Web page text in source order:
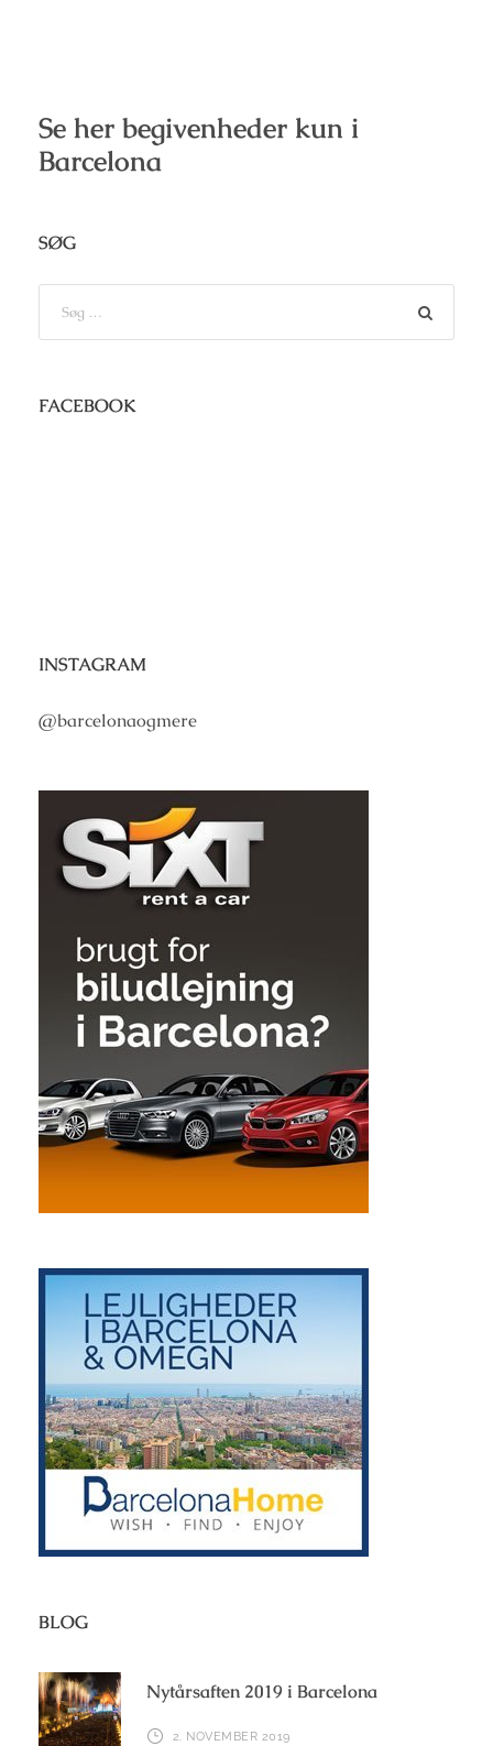
Se her begivenheder kun i
Barcelona
SØG
FACEBOOK
INSTAGRAM
@barcelonaogmere
BLOG
Nytårsaften 2019 i Barcelona
2. NOVEMBER 2019